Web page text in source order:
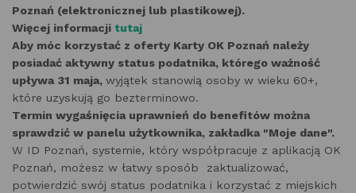
Poznań (elektronicznej lub plastikowej).
Więcej informacji tutaj
Aby móc korzystać z oferty Karty OK Poznań należy
posiadać aktywny status podatnika, którego ważność
upływa 31 maja, wyjątek stanowią osoby w wieku 60+,
które uzyskują go bezterminowo.
Termin wygaśnięcia uprawnień do benefitów można
sprawdzić w panelu użytkownika, zakładka "Moje dane".
W ID Poznań, systemie, który współpracuje z aplikacją OK
Poznań, możesz w łatwy sposób zaktualizować,
potwierdzić swój status podatnika i korzystać z miejskich